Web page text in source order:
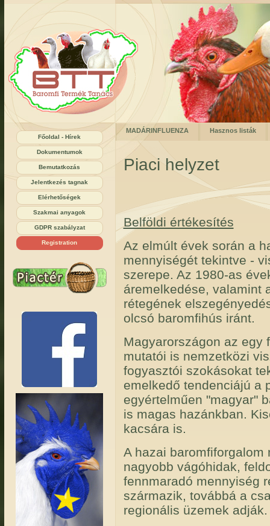
Főoldal - Hírek
Dokumentumok
Bemutatkozás
Jelentkezés tagnak
Elérhetőségek
Szakmai anyagok
GDPR szabályzat
Registration
MADÁRINFLUENZA Hasznos listák
Piaci helyzet
Belföldi értékesítés
Az elmúlt évek során a
mennyiségét tekintve -
szerepe. Az 1980-as
áremelkedése, valamint
rétegének
olcsó baromfihús iránt.
Magyarországon az egy
mutatói is nemzetközi
fogyasztói szokásokat
emelkedő tendenciájú a
egyértelműen "magyar"
is magas hazánkban.
kacsára is.
A hazai
nagyobb vágóhidak,
fennmaradó mennyiség
származik, továbbá a
regionális üzemek adják.